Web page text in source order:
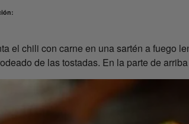
el chili con carne en una sartén a fuego
de las tostadas. En la parte de